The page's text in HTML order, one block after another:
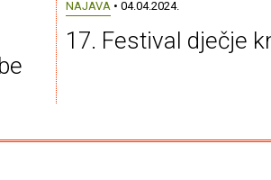
NAJAVA • 04.04.2024.
17. Festival dječje